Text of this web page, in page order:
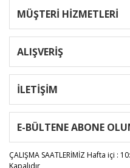
MÜŞTERİ HİZMETLERİ
ALIŞVERİŞ
İLETİŞİM
E-BÜLTENE ABONE
ÇALIŞMA SAATLERİMİZHafta içi :
Kapalıdır